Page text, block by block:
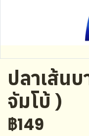
ปลาเส้น
จัมโบ้ )
฿149